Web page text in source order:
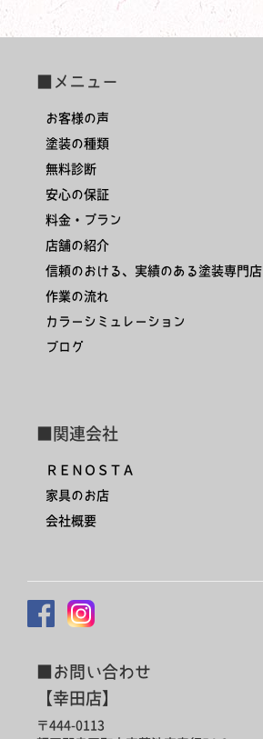
■メニュー
お客様の声
塗装の種類
無料診断
安心の保証
料金・プラン
店舗の紹介
信頼のおける、実績のある塗装専門店
作業の流れ
カラーシミュレーション
ブログ
■関連会社
ＲＥＮＯＳＴＡ
家具のお店
会社概要
■お問い合わせ
【幸田店】
〒444-0113